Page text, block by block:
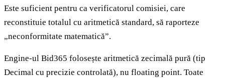
Este suficient pentru ca verificatorul comisiei, care
reconstituie totalul cu aritmetică standard, să raporteze
„neconformitate matematică”.
Engine-ul Bid365 folosește aritmetică zecimală pură (tip
Decimal cu precizie controlată), nu floating point. Toate